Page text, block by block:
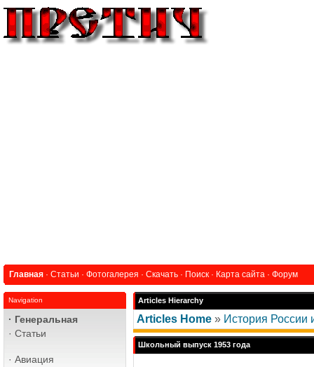
Главная · Статьи · Фотогалерея · Скачать · Поиск · Карта сайта · Форум
Navigation
· Генеральная
· Статьи
· Авиация
Articles Hierarchy
Articles Home » История
Школьный выпуск 1953 года